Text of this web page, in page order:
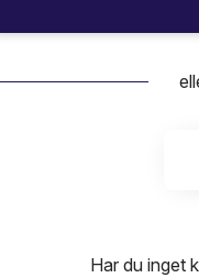
Har du inget